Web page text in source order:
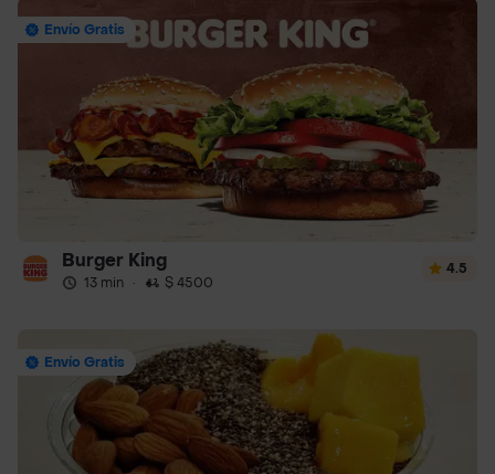
Envío Gratis
Burger King
13 min · $ 4500
4.5
Envío Gratis